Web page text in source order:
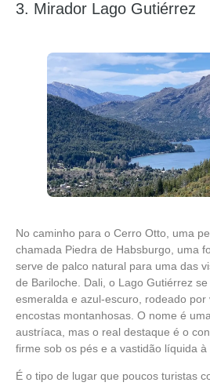
3. Mirador Lago Gutiérrez
No caminho para o Cerro Otto, uma
chamada Piedra de Habsburgo, uma
serve de palco natural para uma das
de Bariloche. Dali, o Lago Gutiérrez
esmeralda e azul-escuro, rodeado por
encostas montanhosas. O nome é
austríaca, mas o real destaque é o
firme sob os pés e a vastidão líquida à
É o tipo de lugar que poucos turistas